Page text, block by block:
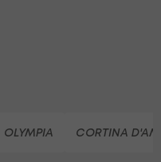
OLYMPIA CORTINA